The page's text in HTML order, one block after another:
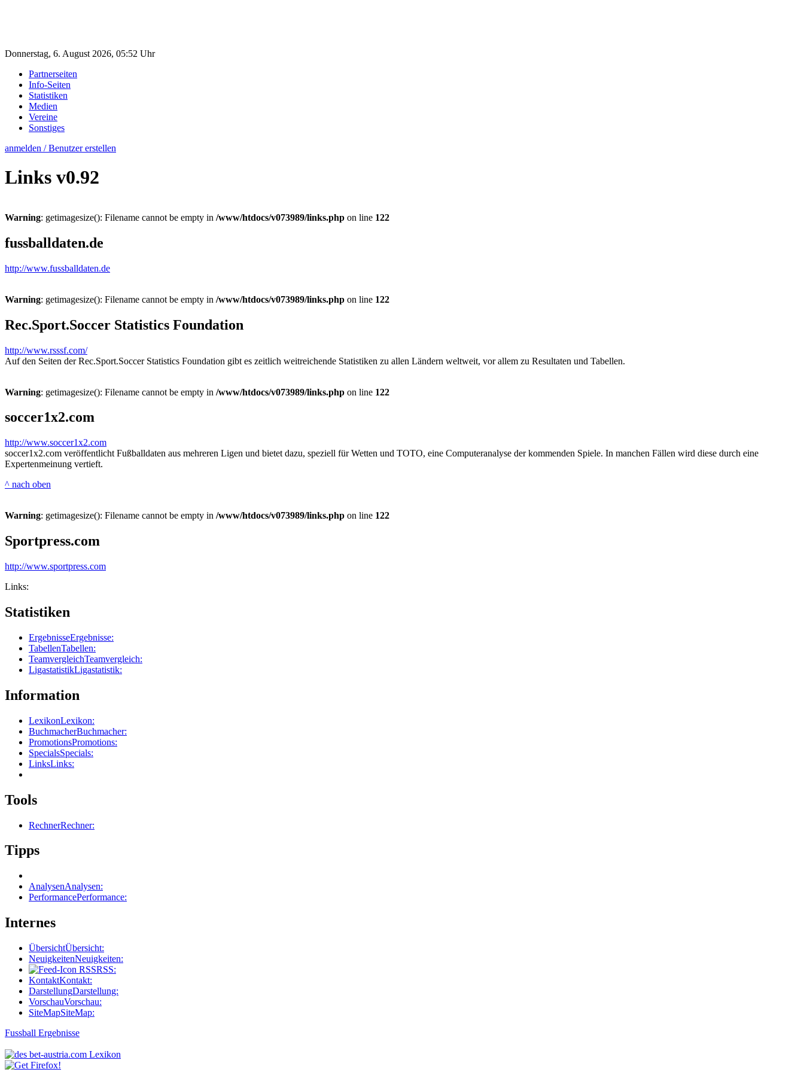
Donnerstag, 6. August 2026, 05:52 Uhr
Partnerseiten
Info-Seiten
Statistiken
Medien
Vereine
Sonstiges
anmelden / Benutzer erstellen
Links v0.92
Warning: getimagesize(): Filename cannot be empty in /www/htdocs/v073989/links.php on line 122
fussballdaten.de
http://www.fussballdaten.de
Warning: getimagesize(): Filename cannot be empty in /www/htdocs/v073989/links.php on line 122
Rec.Sport.Soccer Statistics Foundation
http://www.rsssf.com/
Auf den Seiten der Rec.Sport.Soccer Statistics Foundation gibt es zeitlich weitreichende Statistiken zu allen Ländern weltweit, vor allem zu Resultaten und Tabellen.
Warning: getimagesize(): Filename cannot be empty in /www/htdocs/v073989/links.php on line 122
soccer1x2.com
http://www.soccer1x2.com
soccer1x2.com veröffentlicht Fußballdaten aus mehreren Ligen und bietet dazu, speziell für Wetten und TOTO, eine Computeranalyse der kommenden Spiele. In manchen Fällen wird diese durch eine
Expertenmeinung vertieft.
^ nach oben
Warning: getimagesize(): Filename cannot be empty in /www/htdocs/v073989/links.php on line 122
Sportpress.com
http://www.sportpress.com
Links:
Statistiken
ErgebnisseErgebnisse:
TabellenTabellen:
TeamvergleichTeamvergleich:
LigastatistikLigastatistik:
Information
LexikonLexikon:
BuchmacherBuchmacher:
PromotionsPromotions:
SpecialsSpecials:
LinksLinks:
Tools
RechnerRechner:
Tipps
AnalysenAnalysen:
PerformancePerformance:
Internes
ÜbersichtÜbersicht:
NeuigkeitenNeuigkeiten:
RSSRSS:
KontaktKontakt:
DarstellungDarstellung:
VorschauVorschau:
SiteMapSiteMap:
Fussball Ergebnisse